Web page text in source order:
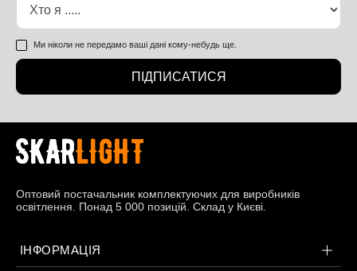
Ми ніколи не передамо ваші дані кому-небудь ще.
ПІДПИСАТИСЯ
Оптовий постачальник комплектуючих для виробників
освітлення. Понад 5 000 позицій. Склад у Києві.
ІНФОРМАЦІЯ